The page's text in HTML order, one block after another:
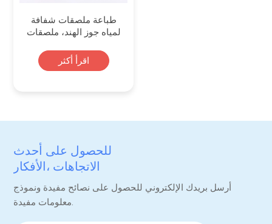
طباعة ملصقات شفافة
لمياه جوز الهند، ملصقات
مخصصة
اقرأ أكثر
للحصول على أحدث
الاتجاهات ،الأفكار
أرسل بريدك الإلكتروني للحصول على نصائح مفيدة ونموذج
معلومات مفيدة.